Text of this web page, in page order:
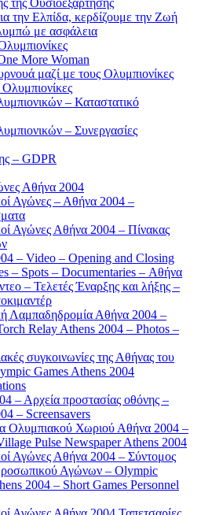
την Ελπίδα, κερδίζουμε την Ζωή
με ασφάλεια
More Woman
μαζί με τους Ολυμπιονίκες
– Καταστατικό
– Συνεργασίες
– GDPR
Αθήνα 2004
Αγώνες – Αθήνα 2004 –
Αγώνες Αθήνα 2004 – Πίνακας
– Video – Opening and Closing
– Spots – Documentaries – Αθήνα
– Τελετές Έναρξης και λήξης –
Λαμπαδηδρομία Αθήνα 2004 –
Relay Athens 2004 – Photos –
συγκοινωνίες της Αθήνας του
Games Athens 2004
– Αρχεία προστασίας οθόνης –
– Screensavers
Ολυμπιακού Χωριού Αθήνα 2004 –
Pulse Newspaper Athens 2004
Αγώνες Αθήνα 2004 – Σύντομος
Αγώνων – Olympic
2004 – Short Games Personnel